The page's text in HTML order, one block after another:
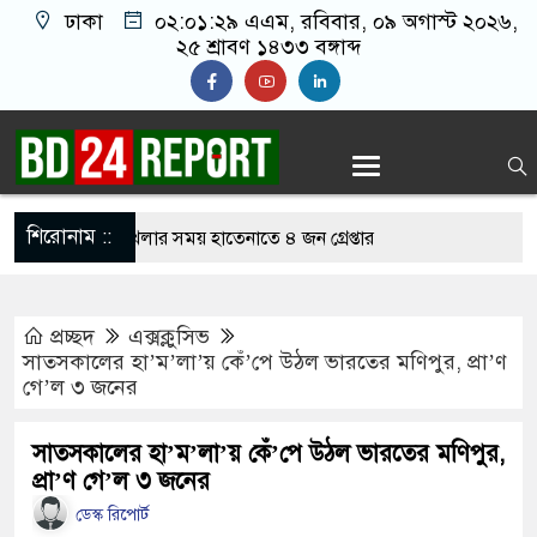
ঢাকা ০২:০১:৩০ এএম, রবিবার, ০৯ অগাস্ট ২০২৬,
২৫ শ্রাবণ ১৪৩৩ বঙ্গাব্দ
শিরোনাম ::
জুয়া খেলার সময় হাতেনাতে ৪ জন গ্রেপ্তার
অসহায় মায়ের মাথার চুল বিক্রি
অমায়িক ব্যবহার পান, জানালেন নারী
প্রচ্ছদ
এক্সক্লুসিভ
সাতসকালের হা’ম’লা’য় কেঁ’পে উঠল ভারতের মণিপুর, প্রা’ণ
গে’ল ৩ জনের
সাতসকালের হা’ম’লা’য় কেঁ’পে উঠল ভারতের মণিপুর,
প্রা’ণ গে’ল ৩ জনের
ডেস্ক রিপোর্ট